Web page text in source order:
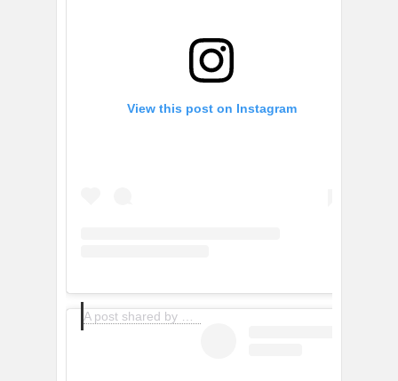
View this post on Instagram